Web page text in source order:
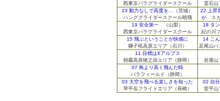
西東京パラグライダースクール
霊石山
23 動力なしで高度を…
（茨城）
ハンググライダースクール晴飛
22 上昇
が スカ
19 安全第一 （山梨）
西東京パラグライダースクール
18 タ
紀の川
15 飛ぶということが快感に
獅子吼高原エリア（石川）
14 こ
足尾山ハ
11 目標はXアルプス
朝霧高原猪之頭エリア（静岡）
岩屋山
07 鳥より高く飛んだ時
パラフィールド（静岡）
03 大空を飛べる楽しさを知った
琴平岳フライトエリア（長崎）
02 自
堂平山